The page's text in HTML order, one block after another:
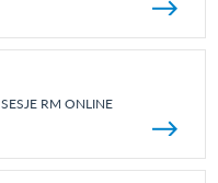
SESJE RM ONLINE